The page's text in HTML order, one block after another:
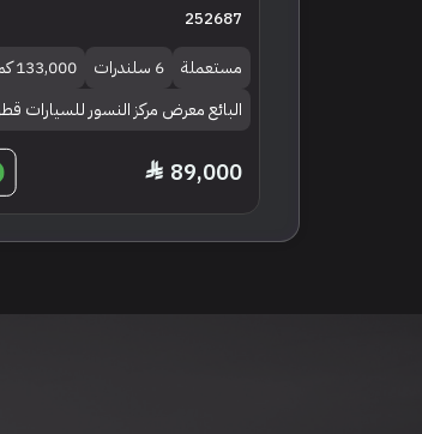
252687
مستعملة 6 سلندرات
133,000 كم
البائع معرض مركز النسور للسيارات
89,000